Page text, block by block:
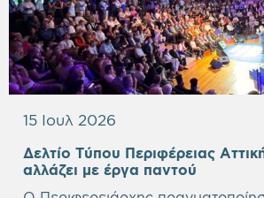
15 Ιουλ 2026
Δελτίο Τύπου Περιφέρειας
αλλάζει με έργα παντού